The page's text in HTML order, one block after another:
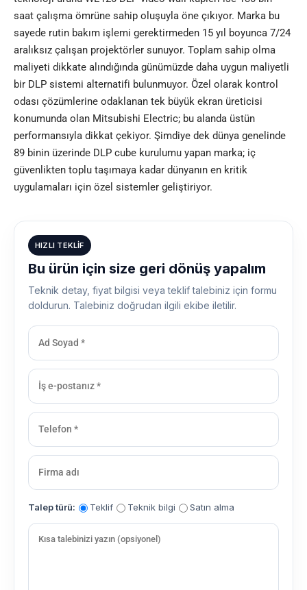
saat çalışma ömrüne sahip oluşuyla öne çıkıyor. Marka bu
sayede rutin bakım işlemi gerektirmeden 15 yıl boyunca 7/24
aralıksız çalışan projektörler sunuyor. Toplam sahip olma
maliyeti dikkate alındığında günümüzde daha uygun maliyetli
bir DLP sistemi alternatifi bulunmuyor. Özel olarak kontrol
odası çözümlerine odaklanan tek büyük ekran üreticisi
konumunda olan Mitsubishi Electric; bu alanda üstün
performansıyla dikkat çekiyor. Şimdiye dek dünya genelinde
89 binin üzerinde DLP cube kurulumu yapan marka; iç
güvenlikten toplu taşımaya kadar dünyanın en kritik
uygulamaları için özel sistemler geliştiriyor.
HIZLI TEKLIF
Bu ürün için size geri dönüş yapalım
Teknik detay, fiyat bilgisi veya teklif talebiniz için formu
doldurun. Talebiniz doğrudan ilgili ekibe iletilir.
Talep türü: Teklif Teknik bilgi Satın alma